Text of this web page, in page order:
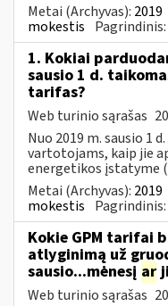
Metai (Archyvas): 2019
mokestis Pagrindinis:
1. Kokiai
sausio 1 d.
tarifas?
Web turinio sąrašas
Nuo 2019 m. sausio 1
vartotojams, kaip jie
energetikos įstatyme
Metai (Archyvas): 2019
mokestis Pagrindinis:
Kokie GPM tarifai
atlyginimą už
sausio...mėnesį ar
Web turinio sąrašas